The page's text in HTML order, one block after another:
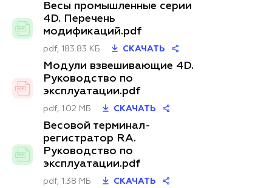
Весы промышленные серии
4D. Перечень
модификаций.pdf
pdf, 183.83 КБ СКАЧАТЬ
Модули взвешивающие 4D.
Руководство по
эксплуатации.pdf
pdf, 1.02 МБ СКАЧАТЬ
Весовой терминал-
регистратор RA.
Руководство по
эксплуатации.pdf
pdf, 1.38 МБ СКАЧАТЬ